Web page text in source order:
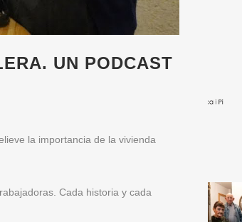
UN PODCAST
la importancia de la vivienda
Cada historia y cada